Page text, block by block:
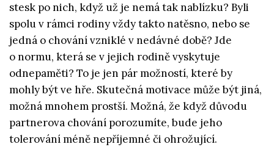
stesk po nich, když už je nemá tak nablízku? Byli
spolu v rámci rodiny vždy takto natěsno, nebo se
jedná o chování vzniklé v nedávné době? Jde
o normu, která se v jejich rodině vyskytuje
odnepaměti? To je jen pár možností, které by
mohly být ve hře. Skutečná motivace může být jiná,
možná mnohem prostší. Možná, že když důvodu
partnerova chování porozumíte, bude jeho
tolerování méně nepříjemné či ohrožující.